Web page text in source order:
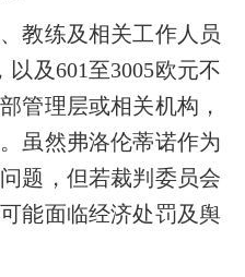
教练及相关工作人员
及601至3005欧元不
管理层或相关机构，
虽然弗洛伦蒂诺作为
题，但若裁判委员会
能面临经济处罚及舆